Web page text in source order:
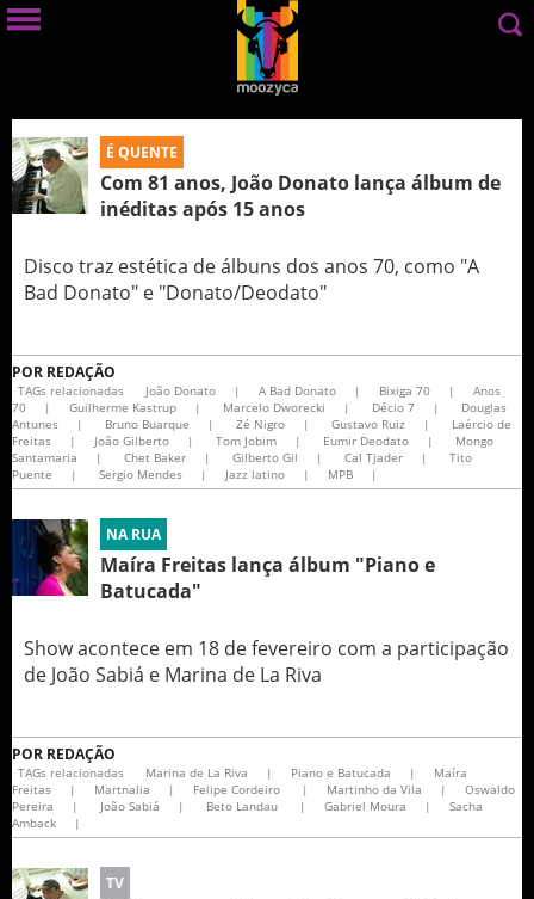
É QUENTE
Com 81 anos, João Donato lança álbum de
inéditas após 15 anos
Disco traz estética de álbuns dos anos 70, como "A
Bad Donato" e "Donato/Deodato"
POR REDAÇÃO
TAGs relacionadas João Donato | A Bad Donato | Bixiga 70 |
Anos
70
| Guilherme Kastrup | Marcelo Dworecki | Décio 7 |
Douglas
Antunes
| Bruno Buarque | Zé Nigro | Gustavo Ruiz |
Laércio de
Freitas
| João Gilberto | Tom Jobim | Eumir Deodato |
Mongo
Santamaria
| Chet Baker | Gilberto Gil | Cal Tjader |
Tito
Puente
| Sergio Mendes | Jazz latino | MPB |
NA RUA
Maíra Freitas lança álbum "Piano e
Batucada"
Show acontece em 18 de fevereiro com a participação
de João Sabiá e Marina de La Riva
POR REDAÇÃO
TAGs relacionadas Marina de La Riva | Piano e Batucada |
Maíra
Freitas
| Martnalia | Felipe Cordeiro | Martinho da Vila |
Oswaldo
Pereira
| João Sabiá | Beto Landau | Gabriel Moura |
Sacha
Amback
|
TV